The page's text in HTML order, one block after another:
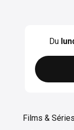
Du
Films & Séries